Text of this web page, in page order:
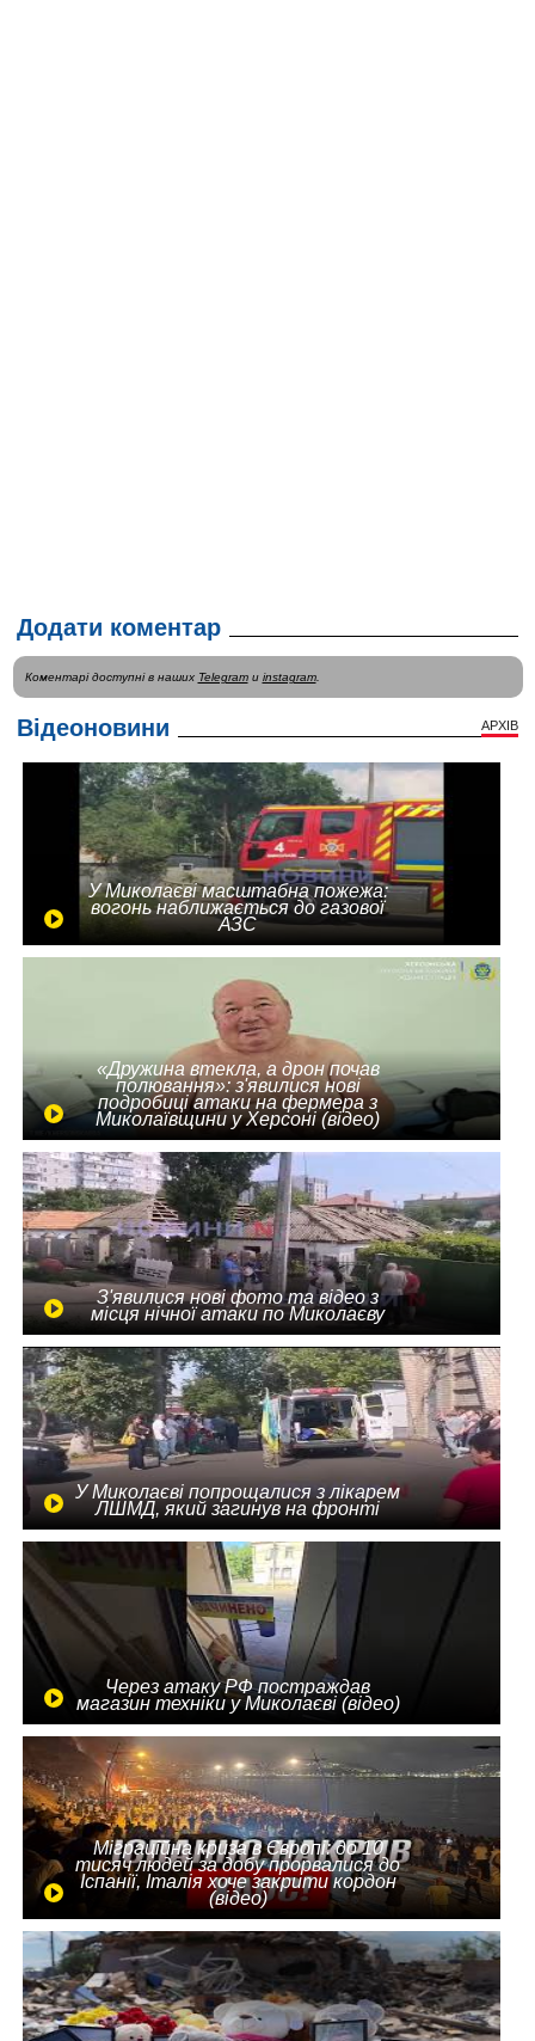
Додати коментар
Коментарі доступні в наших Telegramи instagram.
Відеоновини АРХІВ
У Миколаєві масштабна пожежа:
вогонь наближається до газової
АЗС
«Дружина втекла, а дрон почав
полювання»: з'явилися нові
подробиці атаки на фермера з
Миколаївщини у Херсоні (відео)
З'явилися нові фото та відео з
місця нічної атаки по Миколаєву
У Миколаєві попрощалися з лікарем
ЛШМД, який загинув на фронті
Через атаку РФ постраждав
магазин техніки у Миколаєві (відео)
Міграційна криза в Європі: до 10
тисяч людей за добу прорвалися до
Іспанії, Італія хоче закрити кордон
(відео)